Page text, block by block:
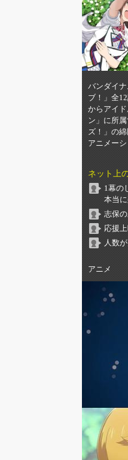
バンダイ
ブ！」全
からアイ
ン」に所
ズ！」の
アニメーシ
ネット上
1幕の
本当に
志保
応援
人数
アニメ